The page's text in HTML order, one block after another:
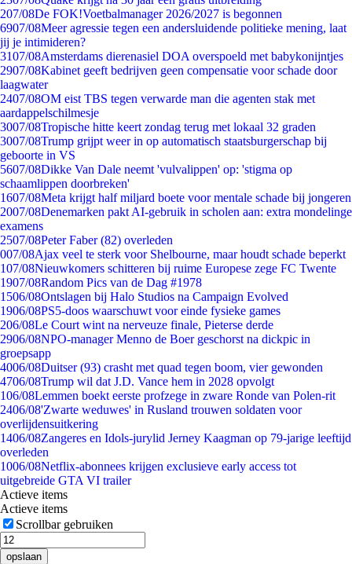
207/08De FOK!Voetbalmanager 2026/2027 is begonnen
6907/08Meer agressie tegen een andersluidende politieke mening, laat
jij je intimideren?
3107/08Amsterdams dierenasiel DOA overspoeld met babykonijntjes
2907/08Kabinet geeft bedrijven geen compensatie voor schade door
laagwater
2407/08OM eist TBS tegen verwarde man die agenten stak met
aardappelschilmesje
3007/08Tropische hitte keert zondag terug met lokaal 32 graden
3007/08Trump grijpt weer in op automatisch staatsburgerschap bij
geboorte in VS
5607/08Dikke Van Dale neemt 'vulvalippen' op: 'stigma op
schaamlippen doorbreken'
1607/08Meta krijgt half miljard boete voor mentale schade bij jongeren
2007/08Denemarken pakt AI-gebruik in scholen aan: extra mondelinge
examens
2507/08Peter Faber (82) overleden
007/08Ajax veel te sterk voor Shelbourne, maar houdt schade beperkt
107/08Nieuwkomers schitteren bij ruime Europese zege FC Twente
1907/08Random Pics van de Dag #1978
1506/08Ontslagen bij Halo Studios na Campaign Evolved
1906/08PS5-doos waarschuwt voor einde fysieke games
206/08Le Court wint na nerveuze finale, Pieterse derde
2906/08NPO-manager Menno de Boer geschorst na dickpic in
groepsapp
4006/08Duitser (93) crasht met quad tegen boom, vier gewonden
4706/08Trump wil dat J.D. Vance hem in 2028 opvolgt
106/08Lemmen boekt eerste profzege in zware Ronde van Polen-rit
2406/08'Zwarte weduwes' in Rusland trouwen soldaten voor
overlijdensuitkering
1406/08Zangeres en Idols-jurylid Jerney Kaagman op 79-jarige leeftijd
overleden
1006/08Netflix-abonnees krijgen exclusieve early access tot
uitgebreide GTA VI trailer
Actieve items
Actieve items
Scrollbar gebruiken
opslaan